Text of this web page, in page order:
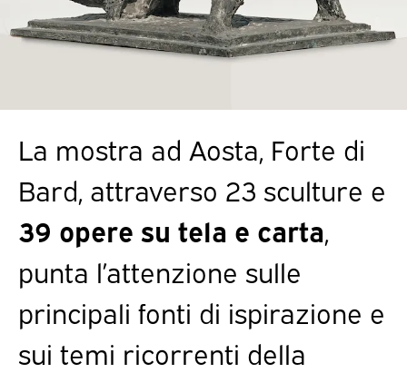
La mostra ad Aosta, Forte di
Bard, attraverso 23 sculture e
39 opere su tela e carta,
punta l’attenzione sulle
principali fonti di ispirazione e
sui temi ricorrenti della